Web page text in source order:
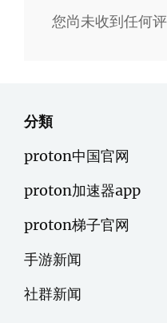
您尚未收到任何评
分類
proton中国官网
proton加速器app
proton梯子官网
手游新闻
社群新闻